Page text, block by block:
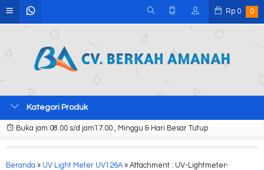
Rp 0 0
Kategori Produk
Buka jam 08.00 s/d jam17.00 , Minggu & Hari Besar Tutup
Beranda » UV Light Meter UV126A» Attachment : UV-Lightmeter-